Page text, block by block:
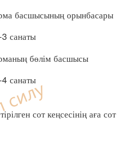
басшысының орынбасары
санаты
бөлім басшысы
санаты
сот кеңсесінің аға сот